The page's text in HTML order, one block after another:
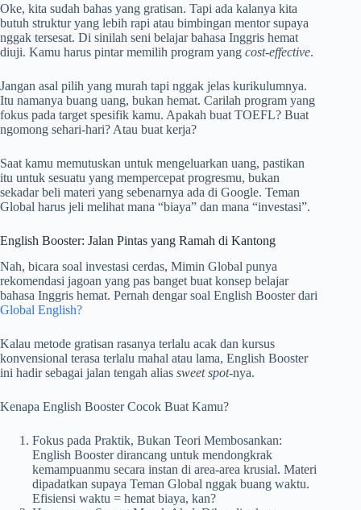
Oke, kita sudah bahas yang gratisan. Tapi ada kalanya kita
butuh struktur yang lebih rapi atau bimbingan mentor supaya
nggak tersesat. Di sinilah seni belajar bahasa Inggris hemat
diuji. Kamu harus pintar memilih program yang cost-effective.
Jangan asal pilih yang murah tapi nggak jelas kurikulumnya.
Itu namanya buang uang, bukan hemat. Carilah program yang
fokus pada target spesifik kamu. Apakah buat TOEFL? Buat
ngomong sehari-hari? Atau buat kerja?
Saat kamu memutuskan untuk mengeluarkan uang, pastikan
itu untuk sesuatu yang mempercepat progresmu, bukan
sekadar beli materi yang sebenarnya ada di Google. Teman
Global harus jeli melihat mana “biaya” dan mana “investasi”.
English Booster: Jalan Pintas yang Ramah di Kantong
Nah, bicara soal investasi cerdas, Mimin Global punya
rekomendasi jagoan yang pas banget buat konsep belajar
bahasa Inggris hemat. Pernah dengar soal English Booster dari
Global English?
Kalau metode gratisan rasanya terlalu acak dan kursus
konvensional terasa terlalu mahal atau lama, English Booster
ini hadir sebagai jalan tengah alias sweet spot-nya.
Kenapa English Booster Cocok Buat Kamu?
Fokus pada Praktik, Bukan Teori Membosankan:
English Booster dirancang untuk mendongkrak
kemampuanmu secara instan di area-area krusial. Materi
dipadatkan supaya Teman Global nggak buang waktu.
Efisiensi waktu = hemat biaya, kan?